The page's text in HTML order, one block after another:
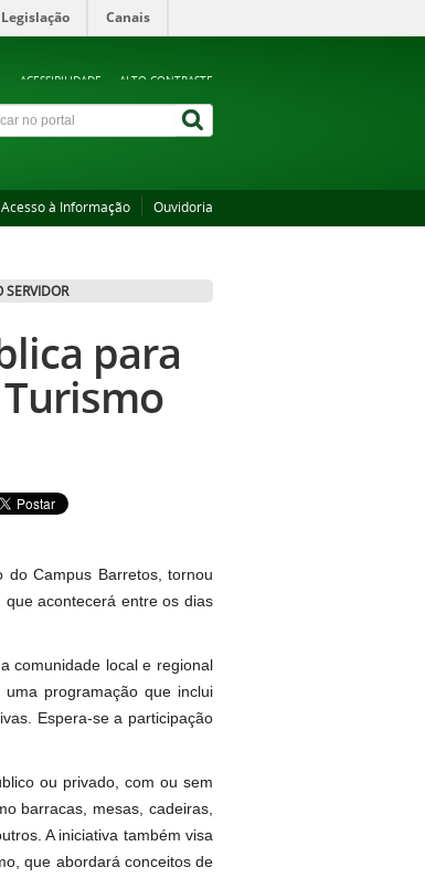
Legislação Canais
ACESSIBILIDADE ALTO CONTRASTE
Acesso à Informação Ouvidoria
SERVIDOR
para
do Campus Barretos, tornou
acontecerá entre os dias
comunidade local e regional
programação que inclui
Espera-se a participação
ou privado, com ou sem
barracas, mesas, cadeiras,
A iniciativa também visa
que abordará conceitos de